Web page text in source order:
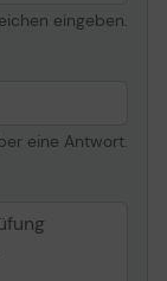
eingeben.
eine Antwort.